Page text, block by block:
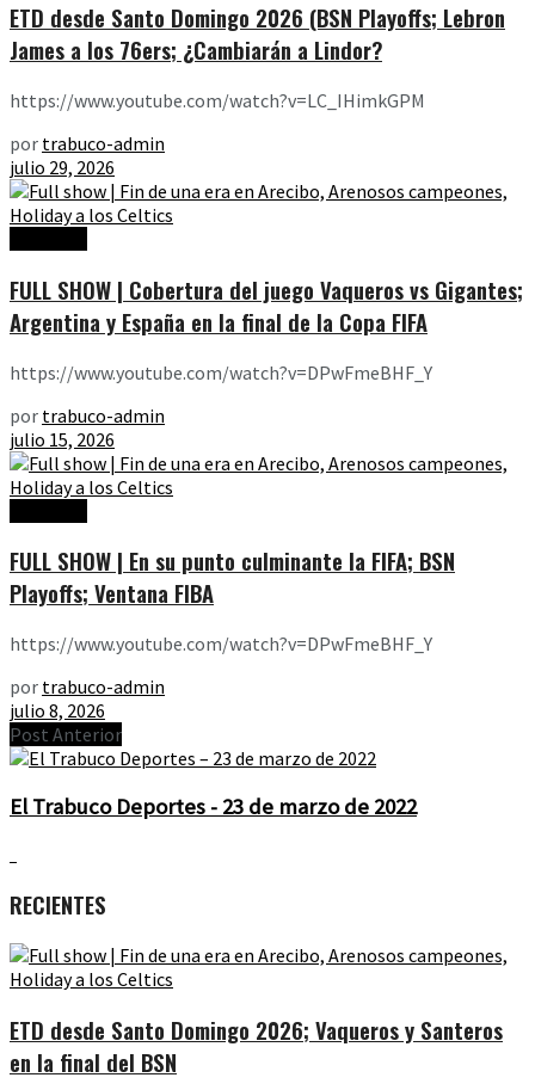
ETD desde Santo Domingo 2026 (BSN Playoffs; Lebron
James a los 76ers; ¿Cambiarán a Lindor?
https://www.youtube.com/watch?v=LC_IHimkGPM
por trabuco-admin
julio 29, 2026
FULL SHOW | Cobertura del juego Vaqueros vs Gigantes;
Argentina y España en la final de la Copa FIFA
https://www.youtube.com/watch?v=DPwFmeBHF_Y
por trabuco-admin
julio 15, 2026
FULL SHOW | En su punto culminante la FIFA; BSN
Playoffs; Ventana FIBA
https://www.youtube.com/watch?v=DPwFmeBHF_Y
por trabuco-admin
julio 8, 2026
Post Anterior
El Trabuco Deportes - 23 de marzo de 2022
RECIENTES
ETD desde Santo Domingo 2026; Vaqueros y Santeros
en la final del BSN